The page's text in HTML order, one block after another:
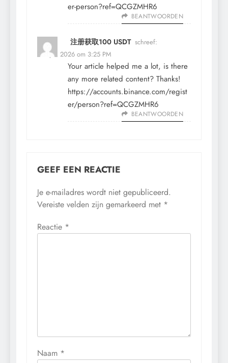
er-person?ref=QCGZMHR6
BEANTWOORDEN
注册获取100 USDT schreef:
29 april 2026 om 3:25 PM
Your article helped me a lot, is there
any more related content? Thanks!
https://accounts.binance.com/regist
er/person?ref=QCGZMHR6
BEANTWOORDEN
GEEF EEN REACTIE
Je e-mailadres wordt niet gepubliceerd.
Vereiste velden zijn gemarkeerd met *
Reactie *
Naam *